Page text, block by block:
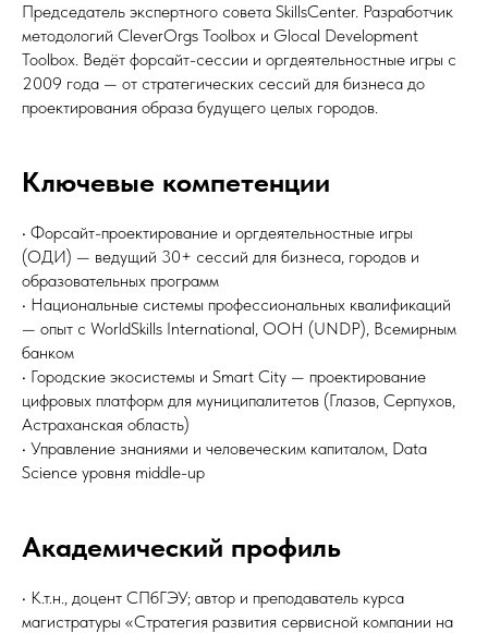
Председатель экспертного совета SkillsCenter. Разработчик
методологий CleverOrgs Toolbox и Glocal Development
Toolbox. Ведёт форсайт-сессии и оргдеятельностные игры с
2009 года — от стратегических сессий для бизнеса до
проектирования образа будущего целых городов.
Ключевые компетенции
• Форсайт-проектирование и оргдеятельностные игры
(ОДИ) — ведущий 30+ сессий для бизнеса, городов и
образовательных программ
• Национальные системы профессиональных квалификаций
— опыт с WorldSkills International, ООН (UNDP), Всемирным
банком
• Городские экосистемы и Smart City — проектирование
цифровых платформ для муниципалитетов (Глазов, Серпухов,
Астраханская область)
• Управление знаниями и человеческим капиталом, Data
Science уровня middle-up
Академический профиль
• К.т.н., доцент СПбГЭУ; автор и преподаватель курса
магистратуры «Стратегия развития сервисной компании на